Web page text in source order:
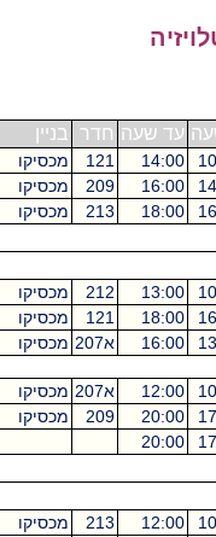
חדר בניין ש"ס
121 מכסיקו
4
209 מכסיקו
2
213 מכסיקו 2
212 מכסיקו
3
121 מכסיקו
2
א207 מכסיקו 3
א207
מכסיקו
209 מכסיקו
6
213 מכסיקו
2